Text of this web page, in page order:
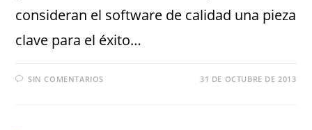
consideran el software de calidad una pieza
clave para el éxito…
SIN COMENTARIOS 31 DE OCTUBRE DE 2013